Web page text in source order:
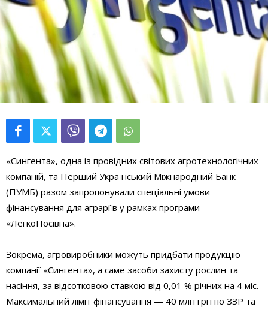
«Сингента», одна із провідних світових агротехнологічних
компаній, та Перший Український Міжнародний Банк
(ПУМБ) разом запропонували спеціальні умови
фінансування для аграріїв у рамках програми
«ЛегкоПосівна».
Зокрема, агровиробники можуть придбати продукцію
компанії «Сингента», а саме засоби захисту рослин та
насіння, за відсотковою ставкою від 0,01 % річних на 4 міс.
Максимальний ліміт фінансування — 40 млн грн по ЗЗР та